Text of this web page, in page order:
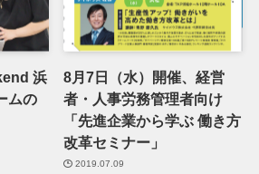
浜
ムの
8月7日（水）開催、経営
者・人事労務管理者向け
「先進企業から学ぶ 働き方
改革セミナー」
2019.07.09